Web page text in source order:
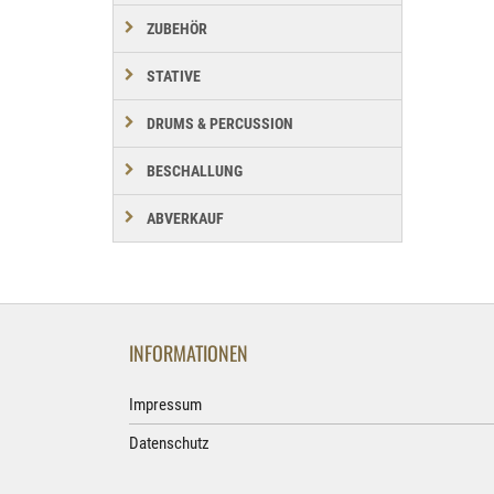
ZUBEHÖR
STATIVE
DRUMS & PERCUSSION
BESCHALLUNG
ABVERKAUF
INFORMATIONEN
Impressum
Datenschutz